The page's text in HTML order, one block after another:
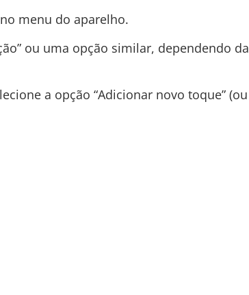
menu do aparelho.
ou uma opção similar, dependendo da
a opção “Adicionar novo toque” (ou